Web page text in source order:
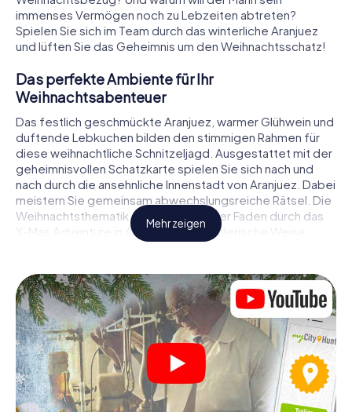
immenses Vermögen noch zu Lebzeiten abtreten?
Spielen Sie sich im Team durch das winterliche Aranjuez
und lüften Sie das Geheimnis um den Weihnachtsschatz!
Das perfekte Ambiente für Ihr
Weihnachtsabenteuer
Das festlich geschmückte Aranjuez, warmer Glühwein und
duftende Lebkuchen bilden den stimmigen Rahmen für
diese weihnachtliche Schnitzeljagd. Ausgestattet mit der
geheimnisvollen Schatzkarte spielen Sie sich nach und
nach durch die ansehnliche Innenstadt von Aranjuez. Dabei
meistern Sie gemeinsam abwechslungsreiche Rätsel. Die
Weihnachtsthematik zieht sich als roter Faden durch das
X-Mas Adventure in Aranjuez. Auf spielerische Weise
erfahren Sie faszinierende Anekdoten rund um das
Hinweise richtig zu deuten und anderen Schatzsuchern
stets einen Schritt voraus zu sein?
Der Weihnachtsmarkt von Aranjuez als
Zwischenstopp
Stellen Sie ein kompetentes Team aus Freunden oder
Familienmitgliedern zusammen und begeben Sie sich
gemeinsam auf eine weihnachtliche Rätseltour durch
Mehr zeigen